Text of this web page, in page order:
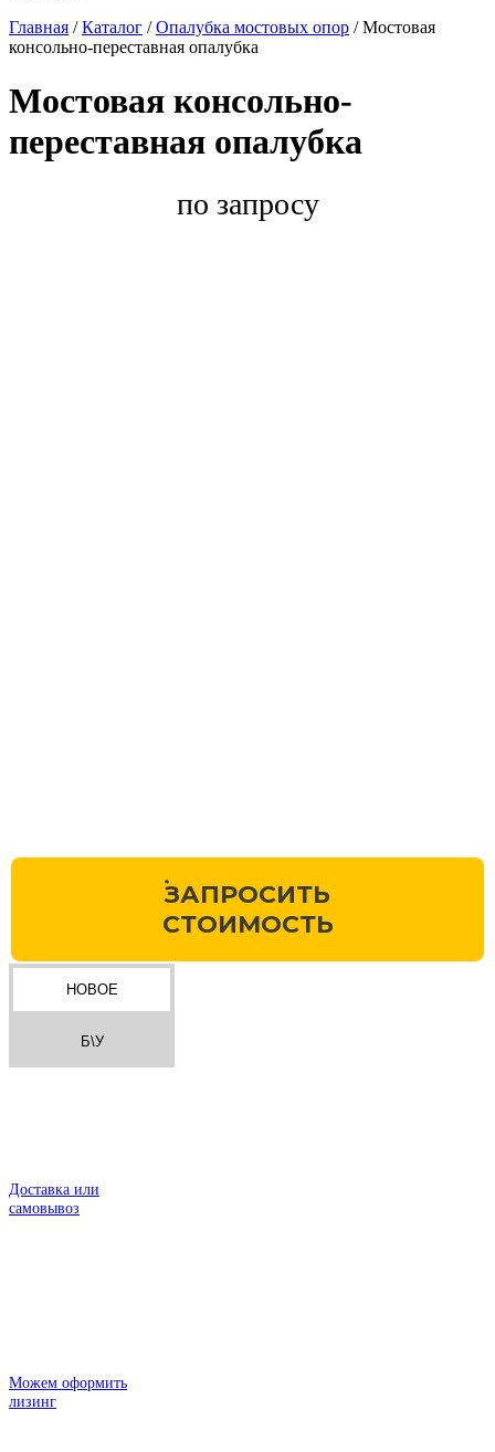
Главная /Каталог /Опалубка мостовых опор /Мостовая
консольно-переставная опалубка
Мостовая консольно-
переставная опалубка
по запросу
ЗАПРОСИТЬ
СТОИМОСТЬ
НОВОЕ
Б\У
Доставка или
самовывоз
Можем оформить
лизинг